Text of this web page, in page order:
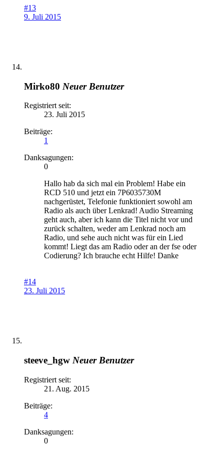
#13
9. Juli 2015
Mirko80 Neuer Benutzer
Registriert seit:
23. Juli 2015
Beiträge:
1
Danksagungen:
0
Hallo hab da sich mal ein Problem! Habe ein
RCD 510 und jetzt ein 7P6035730M
nachgerüstet, Telefonie funktioniert sowohl am
Radio als auch über Lenkrad! Audio Streaming
geht auch, aber ich kann die Titel nicht vor und
zurück schalten, weder am Lenkrad noch am
Radio, und sehe auch nicht was für ein Lied
kommt! Liegt das am Radio oder an der fse oder
Codierung? Ich brauche echt Hilfe! Danke
#14
23. Juli 2015
steeve_hgw Neuer Benutzer
Registriert seit:
21. Aug. 2015
Beiträge:
4
Danksagungen:
0